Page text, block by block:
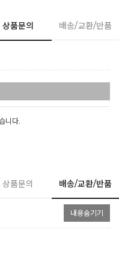
상품문의 배송/교환/반품
니다.
상품문의 배송/교환/반품
내용숨기기